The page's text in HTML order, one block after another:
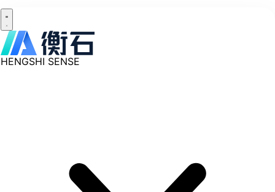
HENGSHI SENSE